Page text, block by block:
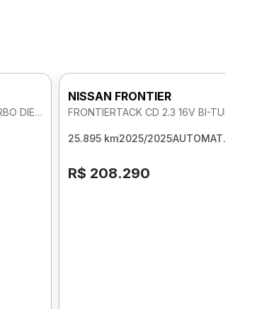
FRONTIERTACK CD 2.3 16V BI-TURBO DIE 4X4 AUTOMATICO
NISSAN FRONTIER
25.895 km2025/2025AUTOMAT.
R$ 208.290